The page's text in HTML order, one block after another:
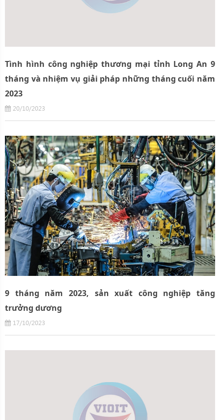
Tình hình công nghiệp thương mại tỉnh Long An 9
tháng và nhiệm vụ giải pháp những tháng cuối năm
2023
20/10/2023
9 tháng năm 2023, sản xuất công nghiệp tăng
trưởng dương
17/10/2023